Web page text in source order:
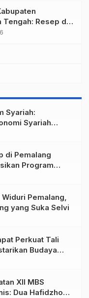
Resep dan
Syariah:
Syariah
di Pemalang
Program
Pemalang,
yang Suka Selvi
Perkuat Tali
Budaya
XII MBS
Dua Hafidzhoh